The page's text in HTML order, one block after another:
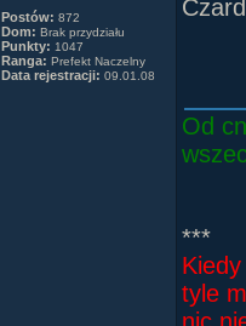
MĂłj
o
Ania
Za
Postów: 872
Dom: Brak przydziału
Punkty: 1047
Ranga: Prefekt Naczelny
Data rejestracji: 09.01.08
Od
***
tyle